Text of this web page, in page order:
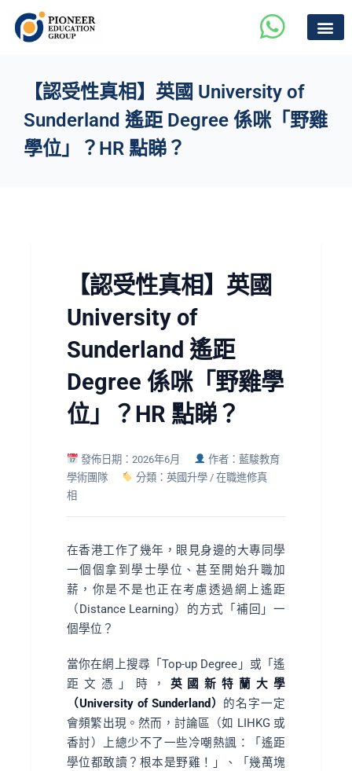
【認受性真相】英國 University of
Sunderland 遙距 Degree 係咪「野雞
學位」？HR 點睇？
【認受性真相】英國
University of
Sunderland 遙距
Degree 係咪「野雞學
位」？HR 點睇？
發佈日期：2026年6月
作者：藍駿教育
學術團隊
分類：英國升學 / 在職進修真
相
在香港工作了幾年，眼見身邊的大專同學
一個個拿到學士學位、甚至開始升職加
薪，你是不是也正在考慮透過網上遙距
（Distance Learning）的方式「補回」一
個學位？
當你在網上搜尋「Top-up Degree」或「遙
距文憑」時， 英國新特蘭大學
（University of Sunderland） 的名字一定
會頻繁出現。然而，討論區（如 LIHKG 或
香討）上總少不了一些冷嘲熱諷：「遙距
學位都敢讀？根本是野雞！」、「幾萬塊